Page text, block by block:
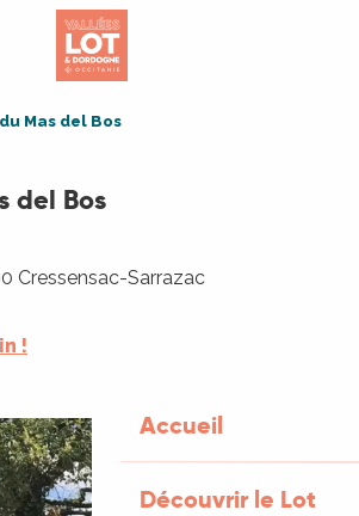
Accueil
Découvrir le Lot
Mas del Bos
del Bos
Cressensac-Sarrazac
!